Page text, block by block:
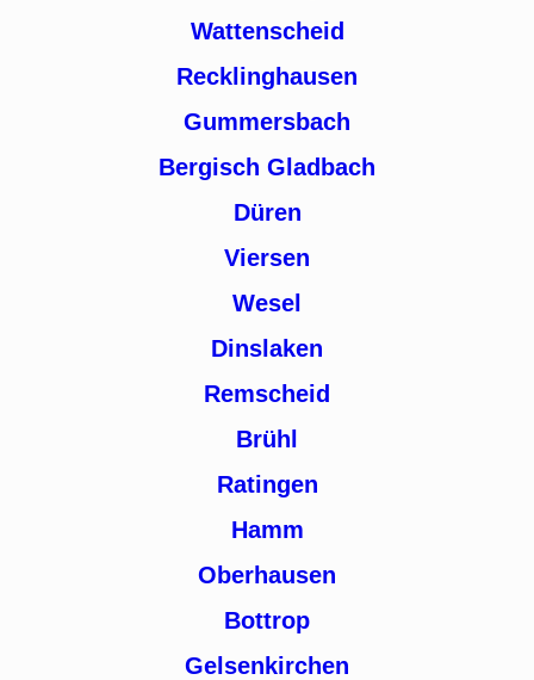
Wattenscheid
Recklinghausen
Gummersbach
Bergisch Gladbach
Düren
Viersen
Wesel
Dinslaken
Remscheid
Brühl
Ratingen
Hamm
Oberhausen
Bottrop
Gelsenkirchen